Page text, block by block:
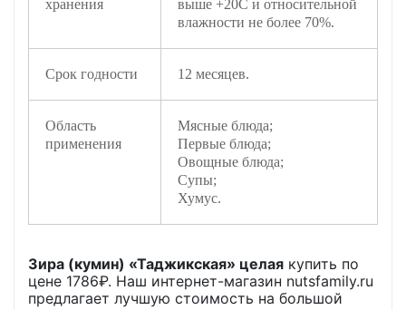
хранения
выше +20С и относительной
влажности не более 70%.
Срок годности 12 месяцев.
Область
применения
Мясные блюда;
Первые блюда;
Овощные блюда;
Супы;
Хумус.
Зира (кумин) «Таджикская» целая купить по
цене 1786₽. Наш интернет-магазин nutsfamily.ru
предлагает лучшую стоимость на большой